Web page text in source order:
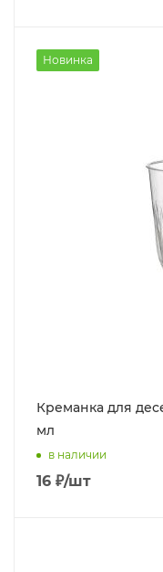
Новинка
Креманка для
мл
в наличии
16 ₽/шт